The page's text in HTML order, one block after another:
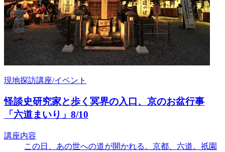
現地探訪講座/イベント
怪談史研究家と歩く冥界の入口、京のお盆行事
「六道まいり」8/10
講座内容
この日、あの世への道が開かれる。京都、六道。祇園